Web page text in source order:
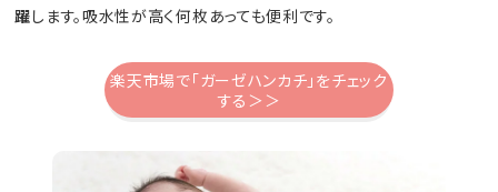
躍します。吸水性が高く何枚あっても便利です。
楽天市場で「ガーゼハンカチ」をチェック
する＞＞